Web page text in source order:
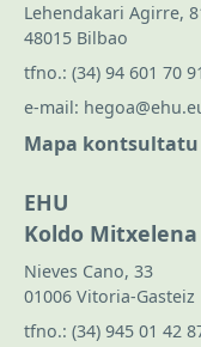
Lehendakari Agirre,
48015 Bilbao
tfno.: (34) 94 601 70 91
e-mail:
Mapa kontsultatu
EHU
Koldo
Nieves Cano, 33
01006 Vitoria-Gasteiz
tfno.: (34) 945 01 42